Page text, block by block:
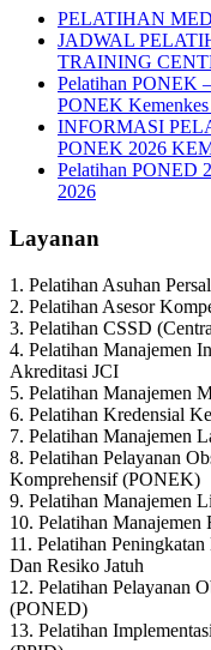
PELATIHAN
JADWAL
TRAINING
Pelatihan PONEK
PONEK
INFORMASI
PONEK 2026
Pelatihan PONED
2026
Layanan
1. Pelatihan Asuhan
2. Pelatihan Asesor
3. Pelatihan CSSD
4. Pelatihan Manajemen
Akreditasi JCI
5. Pelatihan Manajemen
6. Pelatihan Kredensial
7. Pelatihan Manajemen
8. Pelatihan Pelayanan
Komprehensif (PONEK)
9. Pelatihan Manajemen
10. Pelatihan
11. Pelatihan
Dan Resiko Jatuh
12. Pelatihan Pelayanan
(PONED)
13. Pelatihan